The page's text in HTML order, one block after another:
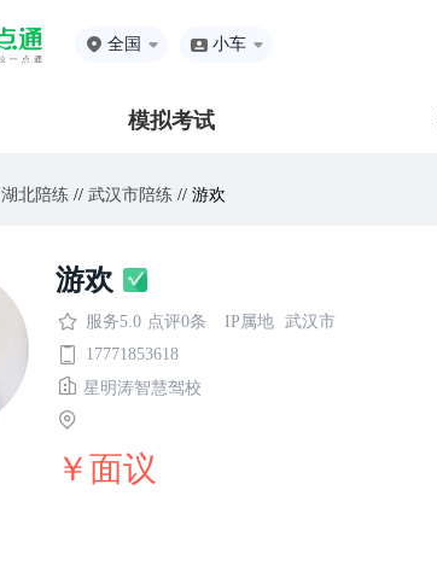
全国 小车
模拟考试
湖北陪练 // 武汉市陪练 // 游欢
游欢
服务5.0 点评0条 IP属地 武汉市
17771853618
星明涛智慧驾校
￥面议